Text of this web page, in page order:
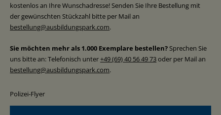
kostenlos an Ihre Wunschadresse! Senden Sie Ihre Bestellung mit
der gewünschten Stückzahl bitte per Mail an
bestellung@ausbildungspark.com.
Sie möchten mehr als 1.000 Exemplare bestellen?Sprechen Sie
uns bitte an: Telefonisch unter+49 (69) 40 56 49 73oder per Mail an
bestellung@ausbildungspark.com.
Polizei-Flyer